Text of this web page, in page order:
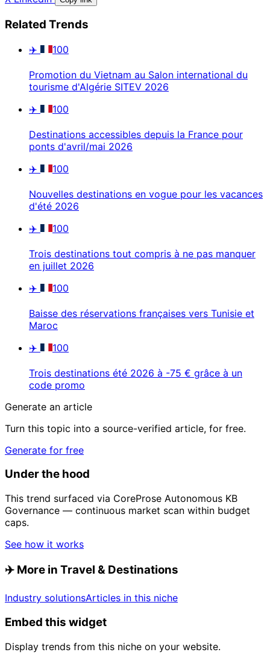
Related Trends
✈️ 100
Promotion du Vietnam au Salon international du
tourisme d'Algérie SITEV 2026
✈️
100
Destinations accessibles depuis la France pour
ponts d'avril/mai 2026
✈️
100
Nouvelles destinations en vogue pour les vacances
d'été 2026
✈️
100
Trois destinations tout compris à ne pas manquer
en juillet 2026
✈️
100
Baisse des réservations françaises vers Tunisie et
Maroc
✈️
100
Trois destinations été 2026 à -75 € grâce à un
code promo
Generate an article
Turn this topic into a source-verified article, for free.
Generate for free
Under the hood
This trend surfaced via CoreProse Autonomous KB
Governance — continuous market scan within budget
caps.
See how it works
✈️ More in Travel & Destinations
Industry solutionsArticles in this niche
Embed this widget
Display trends from this niche on your website.